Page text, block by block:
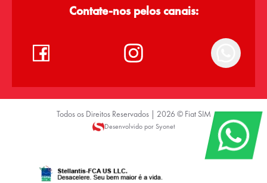
Contate-nos pelos canais:
Todos os Direitos Reservados | 2026 © Fiat SIM
Desenvolvido por Syonet